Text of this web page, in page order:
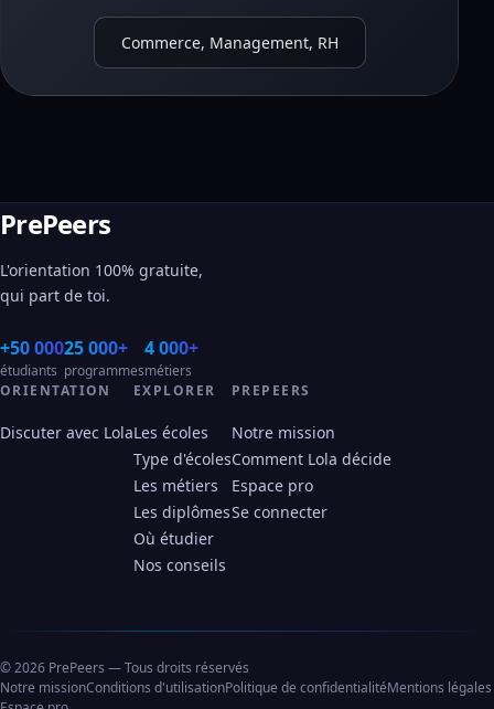
Commerce, Management, RH
PrePeers
L'orientation 100% gratuite,
qui part de toi.
+50 000
étudiants
25 000+
programmes
4 000+
métiers
ORIENTATION
Discuter avec Lola
EXPLORER
Les écoles
Type d'écoles
Les métiers
Les diplômes
Où étudier
Nos conseils
PREPEERS
Notre mission
Comment Lola décide
Espace pro
Se connecter
© 2026 PrePeers — Tous droits réservés
Notre missionConditions d'utilisationPolitique de confidentialitéMentions légales